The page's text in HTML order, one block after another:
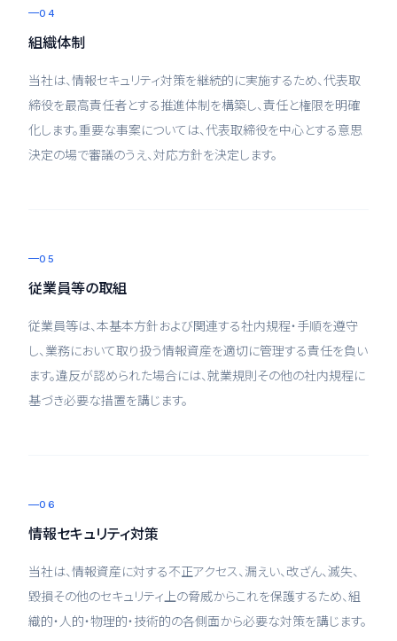
04
組織体制
当社は、情報セキュリティ対策を継続的に実施するため、代表取
締役を最高責任者とする推進体制を構築し、責任と権限を明確
化します。重要な事案については、代表取締役を中心とする意思
決定の場で審議のうえ、対応方針を決定します。
05
従業員等の取組
従業員等は、本基本方針および関連する社内規程・手順を遵守
し、業務において取り扱う情報資産を適切に管理する責任を負い
ます。違反が認められた場合には、就業規則その他の社内規程に
基づき必要な措置を講じます。
06
情報セキュリティ対策
当社は、情報資産に対する不正アクセス、漏えい、改ざん、滅失、
毀損その他のセキュリティ上の脅威からこれを保護するため、組
織的・人的・物理的・技術的の各側面から必要な対策を講じます。